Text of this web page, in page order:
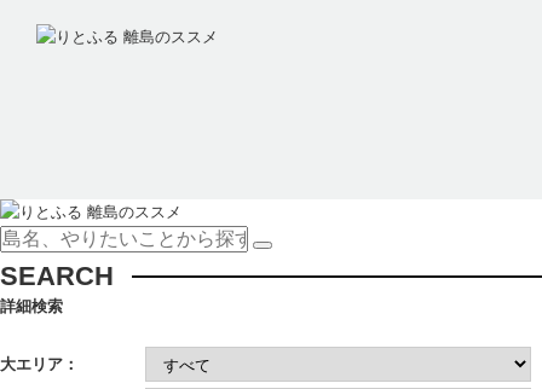
SEARCH
詳細検索
大エリア：